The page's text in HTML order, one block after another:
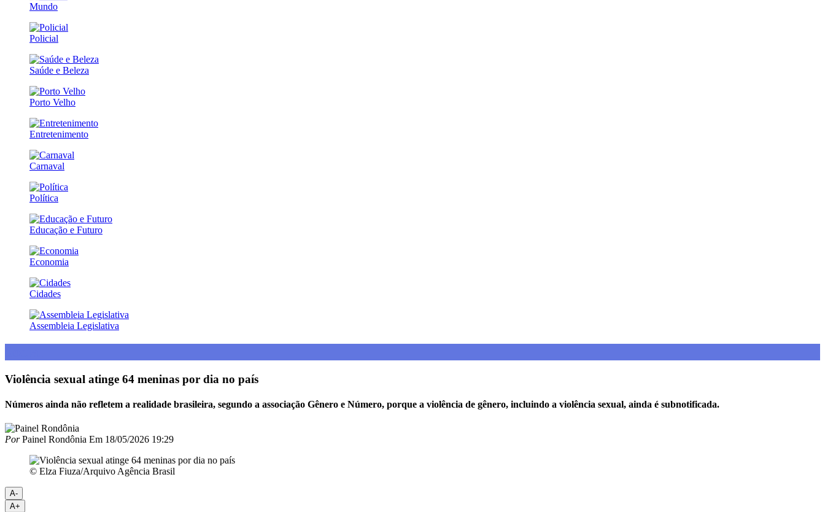
Mundo
Policial
Saúde e Beleza
Porto Velho
Entretenimento
Carnaval
Política
Educação e Futuro
Economia
Cidades
Assembleia Legislativa
Violência sexual atinge 64 meninas por dia no país
Números ainda não refletem a realidade brasileira, segundo a associação Gênero e Número, porque a violência de gênero, incluindo a violência sexual, ainda é subnotificada.
PorPainel Rondônia Em 18/05/2026 19:29
© Elza Fiuza/Arquivo Agência Brasil
A-
A+